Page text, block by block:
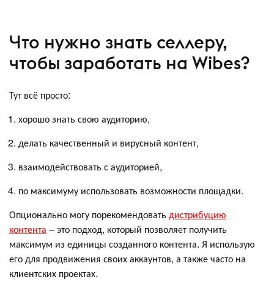
Что нужно знать селлеру,
чтобы заработать на Wibes?
Тут всё просто:
хорошо знать свою аудиторию,
делать качественный и вирусный контент,
взаимодействовать с аудиторией,
по максимуму использовать возможности площадки.
Опционально могу порекомендовать дистрибуцию
контента – это подход, который позволяет получить
максимум из единицы созданного контента. Я использую
его для продвижения своих аккаунтов, а также часто на
клиентских проектах.